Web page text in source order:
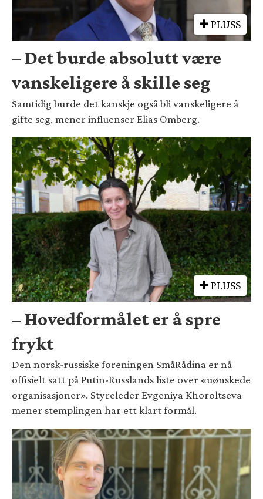
PLUSS
– Det burde absolutt være
vanskeligere å skille seg
Samtidig burde det kanskje også bli vanskeligere å
gifte seg, mener influenser Elias Omberg.
PLUSS
– Hovedformålet er å spre
frykt
Den norsk-russiske foreningen SmåRådina er nå
offisielt satt på Putin-Russlands liste over «uønskede
organisasjoner». Styreleder Evgeniya Khoroltseva
mener stemplingen har ett klart formål.